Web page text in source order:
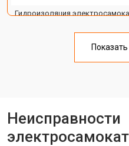
Гидроизоляция
Замена корпуса
Замена камеры
Xiaomi
Замена элемента освещения
Неисправности